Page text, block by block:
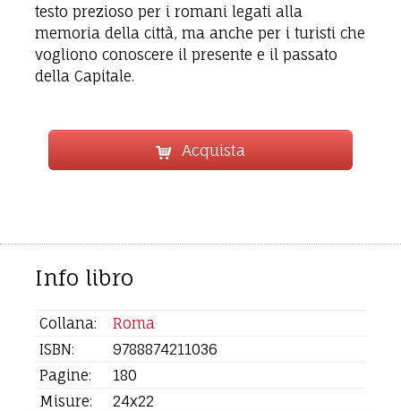
testo prezioso per i romani legati alla
memoria della città, ma anche per i turisti che
vogliono conoscere il presente e il passato
della Capitale.
Acquista
Info libro
Collana:
Roma
ISBN:
9788874211036
Pagine:
180
Misure:
24x22